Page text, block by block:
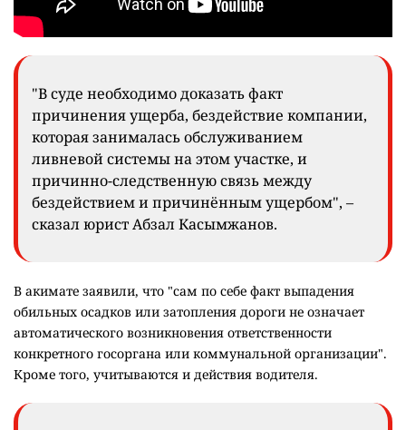
"В суде необходимо доказать факт
причинения ущерба, бездействие компании,
которая занималась обслуживанием
ливневой системы на этом участке, и
причинно-следственную связь между
бездействием и причинённым ущербом", –
сказал юрист Абзал Касымжанов.
В акимате заявили, что "сам по себе факт выпадения
обильных осадков или затопления дороги не означает
автоматического возникновения ответственности
конкретного госоргана или коммунальной организации".
Кроме того, учитываются и действия водителя.